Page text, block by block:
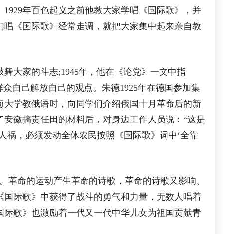
年百色起义之前他教大家学唱《国际歌》，并
《国际歌》经常走调，就把大家集中起来亲自教
大家的斗志;1945年，他在《论党》一文中指
自己解放自己的观点。朱德1925年在德国参加集
学教俄语时，向同学们介绍俄国十月革命后的新
徽搞责任田的材料后，对身边工作人员说：“这是
祸，必须发动全体农民按照《国际歌》词中‘全靠
命的运动产生革命的诗歌，革命的诗歌又影响、
际歌》中获得了战斗的勇气和力量，无数人唱着
歌》也激励着一代又一代中华儿女为祖国贡献青